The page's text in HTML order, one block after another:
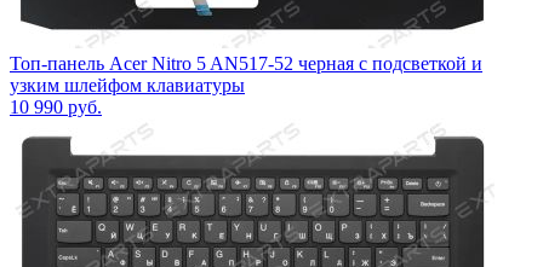
Топ-панель Acer Nitro 5 AN517-52 черная с подсветкой и
узким шлейфом клавиатуры
10 990 руб.